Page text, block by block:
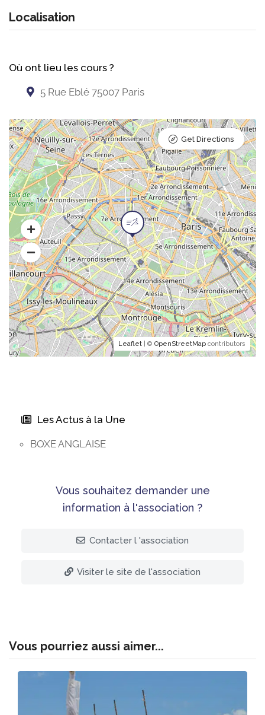
Localisation
Où ont lieu les cours ?
5 Rue Eblé 75007 Paris
Leaflet | © OpenStreetMap contributors
Get Directions
Les Actus à la Une
BOXE ANGLAISE
Vous souhaitez demander une
information à l'association ?
Contacter l 'association
Visiter le site de l'association
Vous pourriez aussi aimer...